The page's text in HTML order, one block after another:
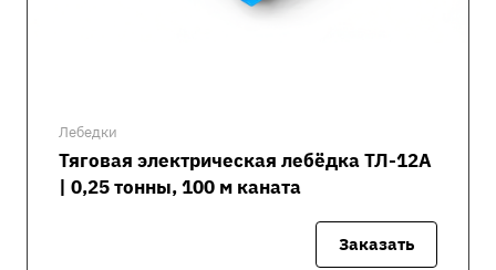
Лебедки
Тяговая электрическая лебёдка ТЛ-12А
| 0,25 тонны, 100 м каната
Заказать